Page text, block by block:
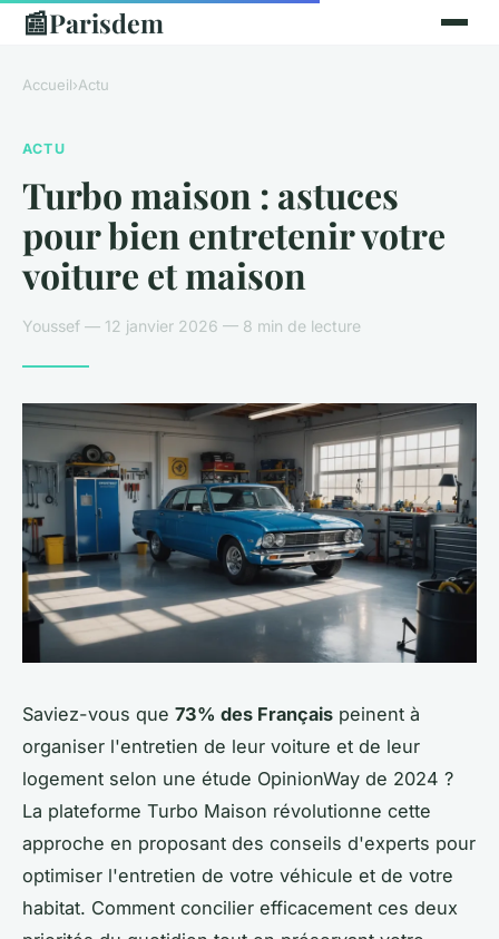
📰Parisdem
Accueil›Actu
ACTU
Turbo maison : astuces
pour bien entretenir votre
voiture et maison
Youssef — 12 janvier 2026 — 8 min de lecture
Saviez-vous que 73% des Français peinent à
organiser l'entretien de leur voiture et de leur
logement selon une étude OpinionWay de 2024 ?
La plateforme Turbo Maison révolutionne cette
approche en proposant des conseils d'experts pour
optimiser l'entretien de votre véhicule et de votre
habitat. Comment concilier efficacement ces deux